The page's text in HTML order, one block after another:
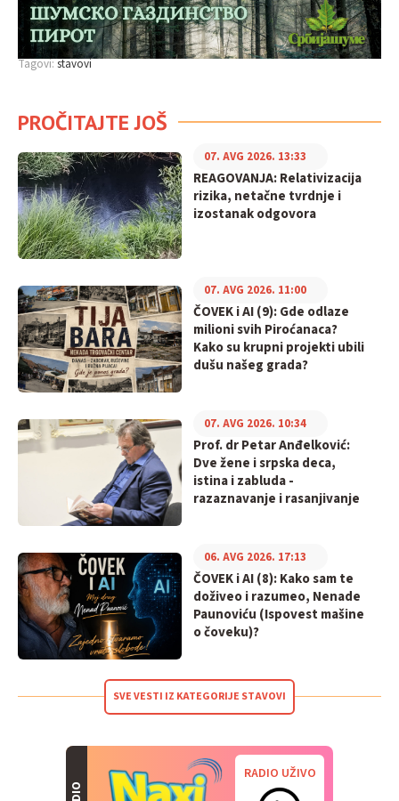
Tagovi:stavovi
PROČITAJTE JOŠ
REAGOVANJA: Relativizacija
rizika, netačne tvrdnje i
izostanak odgovora
07. AVG 2026. 13:33
ČOVEK i AI (9): Gde odlaze
milioni svih Piroćanaca?
Kako su krupni projekti ubili
dušu našeg grada?
07. AVG 2026. 11:00
Prof. dr Petar Anđelković:
Dve žene i srpska deca,
istina i zabluda -
razaznavanje i rasanjivanje
07. AVG 2026. 10:34
ČOVEK i AI (8): Kako sam te
doživeo i razumeo, Nenade
Paunoviću (Ispovest mašine
o čoveku)?
06. AVG 2026. 17:13
SVE VESTI IZ KATEGORIJE STAVOVI
RADIO UŽIVO